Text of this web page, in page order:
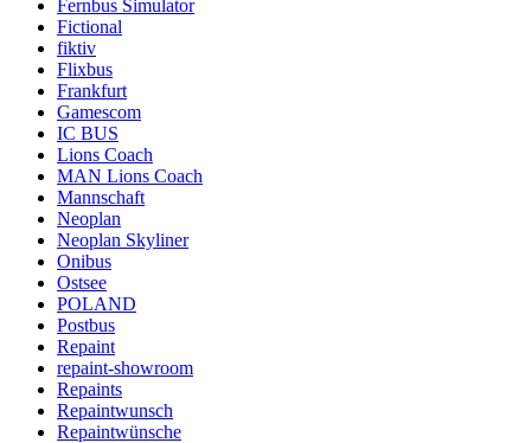
Fernbus Simulator
Fictional
fiktiv
Flixbus
Frankfurt
Gamescom
IC BUS
Lions Coach
MAN Lions Coach
Mannschaft
Neoplan
Neoplan Skyliner
Onibus
Ostsee
POLAND
Postbus
Repaint
repaint-showroom
Repaints
Repaintwunsch
Repaintwünsche